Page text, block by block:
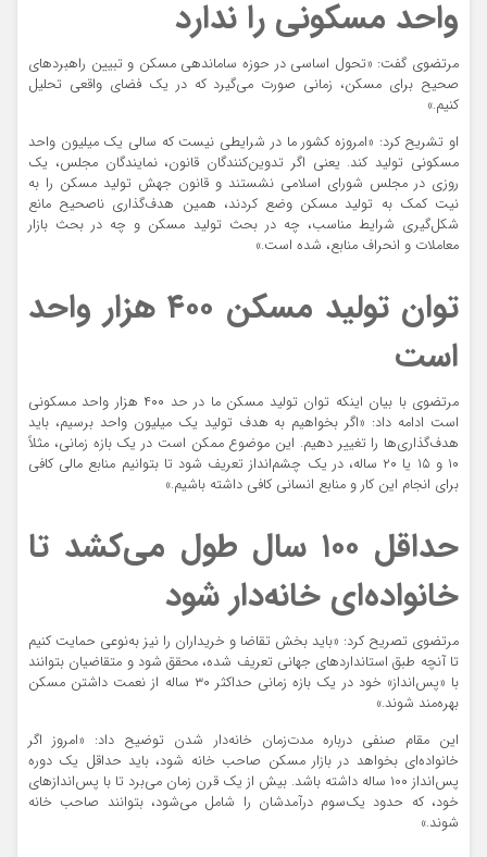
واحد مسکونی را ندارد
مرتضوی گفت: «تحول اساسی در حوزه ساماندهی مسکن و تبیین راهبردهای
صحیح برای مسکن، زمانی صورت می‌گیرد که در یک فضای واقعی تحلیل
کنیم.»
او تشریح کرد: «امروزه کشور ما در شرایطی نیست که سالی یک میلیون واحد
مسکونی تولید کند. یعنی اگر تدوین‌کنندگان قانون، نمایندگان مجلس، یک
روزی در مجلس شورای اسلامی نشستند و قانون جهش تولید مسکن را به
نیت کمک به تولید مسکن وضع کردند، همین هدف‌گذاری ناصحیح مانع
شکل‌گیری شرایط مناسب، چه در بحث تولید مسکن و چه در بحث بازار
معاملات و انحراف منابع، شده است.»
توان تولید مسکن ۴۰۰ هزار واحد
است
مرتضوی با بیان اینکه توان تولید مسکن ما در حد ۴۰۰ هزار واحد مسکونی
است ادامه داد:‌ «اگر بخواهیم به هدف تولید یک میلیون واحد برسیم، باید
هدف‌گذاری‌ها را تغییر دهیم. این موضوع ممکن است در یک بازه زمانی، مثلاً
۱۰ و ۱۵ یا ۲۰ ساله، در یک چشم‌انداز تعریف شود تا بتوانیم منابع مالی کافی
برای انجام این کار و منابع انسانی کافی داشته باشیم.»
حداقل ۱۰۰ سال طول می‌کشد تا
خانواده‌ای خانه‌دار شود
مرتضوی تصریح کرد: «باید بخش تقاضا و خریداران را نیز به‌نوعی حمایت کنیم
تا آنچه طبق استانداردهای جهانی تعریف شده، محقق شود و متقاضیان بتوانند
با «پس‌انداز» خود در یک بازه زمانی حداکثر ۳۰ ساله از نعمت داشتن مسکن
بهره‌مند شوند.»
این مقام صنفی درباره مدت‌زمان خانه‌دار شدن توضیح داد: «امروز اگر
خانواده‌ای بخواهد در بازار مسکن صاحب خانه شود، باید حداقل یک دوره
پس‌انداز ۱۰۰ ساله داشته باشد. بیش از یک قرن زمان می‌برد تا با پس‌اندازهای
خود، که حدود یک‌سوم درآمدشان را شامل می‌شود، بتوانند صاحب خانه
شوند.»